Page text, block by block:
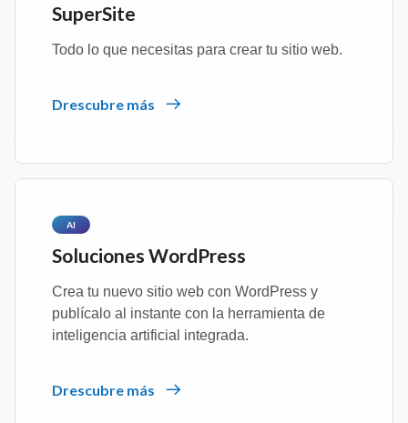
SuperSite
Todo lo que necesitas para crear tu sitio web.
Drescubre más
AI
Soluciones WordPress
Crea tu nuevo sitio web con WordPress y
publícalo al instante con la herramienta de
inteligencia artificial integrada.
Drescubre más